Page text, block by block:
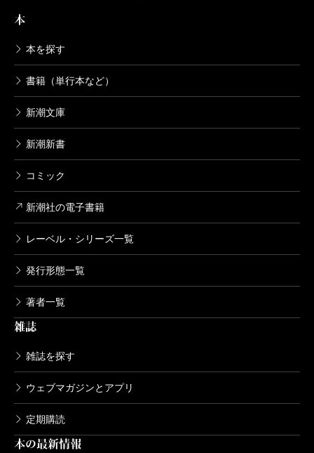
本
本を探す
書籍（単行本など）
新潮文庫
新潮新書
コミック
新潮社の電子書籍
レーベル・シリーズ一覧
発行形態一覧
著者一覧
雑誌
雑誌を探す
ウェブマガジンとアプリ
定期購読
本の最新情報